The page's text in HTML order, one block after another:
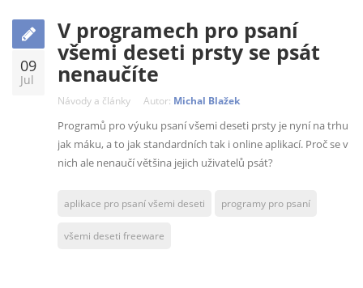
09
Jul
V programech pro psaní
všemi deseti prsty se psát
nenaučíte
Návody a články Autor: Michal Blažek
Programů pro výuku psaní všemi deseti prsty je nyní na trhu
jak máku, a to jak standardních tak i online aplikací. Proč se v
nich ale nenaučí většina jejich uživatelů psát?
aplikace pro psaní všemi deseti programy pro psaní
všemi deseti freeware